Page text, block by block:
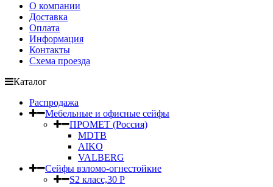
О компании
Доставка
Оплата
Информация
Контакты
Схема проезда
Каталог
Распродажа
Мебельные и офисные сейфы
ПРОМЕТ (Россия)
MDTB
AIKO
VALBERG
Сейфы взломо-огнестойкие
S2 класс,30 Р